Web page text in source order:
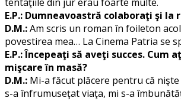
E.P.: Dumneavoastră colaboraţi şi
D.M.:Am scris un roman în foileton
povestirea mea… La Cinema Patria se
E.P.: Începeaţi să aveţi succes.
mişcare în masă?
D.M.: Mi-a făcut plăcere pentru că
s-a înfrumuseţat viaţa, mi s-a